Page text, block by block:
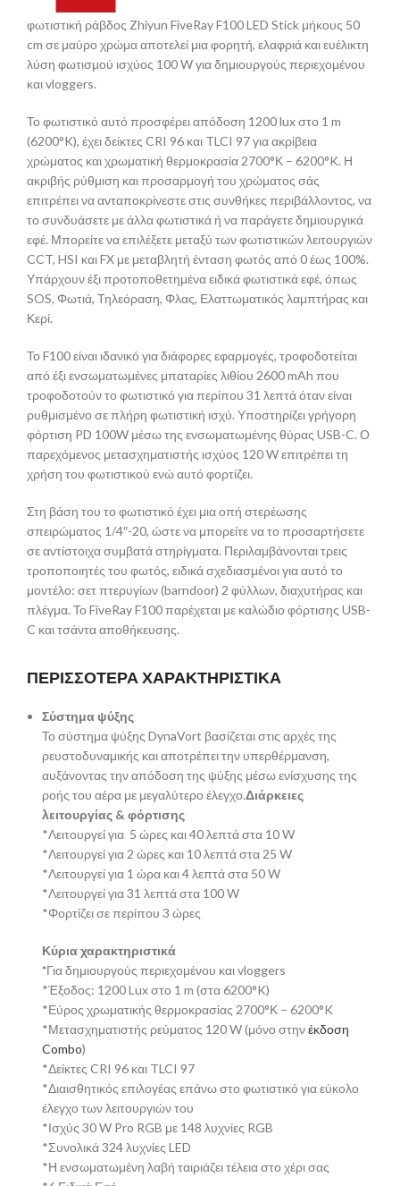
φωτιστική ράβδος Zhiyun FiveRay F100 LED Stick μήκους 50
cm σε μαύρο χρώμα αποτελεί μια φορητή, ελαφριά και ευέλικτη
λύση φωτισμού ισχύος 100 W για δημιουργούς περιεχομένου
και vloggers.
Το φωτιστικό αυτό προσφέρει απόδοση 1200 lux στο 1 m
(6200°K), έχει δείκτες CRI 96 και TLCI 97 για ακρίβεια
χρώματος και χρωματική θερμοκρασία 2700°Κ – 6200°K. Η
ακριβής ρύθμιση και προσαρμογή του χρώματος σάς
επιτρέπει να ανταποκρίνεστε στις συνθήκες περιβάλλοντος, να
το συνδυάσετε με άλλα φωτιστικά ή να παράγετε δημιουργικά
εφέ. Μπορείτε να επιλέξετε μεταξύ των φωτιστικών λειτουργιών
CCT, HSI και FX με μεταβλητή ένταση φωτός από 0 έως 100%.
Υπάρχουν έξι προτοποθετημένα ειδικά φωτιστικά εφέ, όπως
SOS, Φωτιά, Τηλεόραση, Φλας, Ελαττωματικός λαμπτήρας και
Κερί.
Το F100 είναι ιδανικό για διάφορες εφαρμογές, τροφοδοτείται
από έξι ενσωματωμένες μπαταρίες λιθίου 2600 mAh που
τροφοδοτούν το φωτιστικό για περίπου 31 λεπτά όταν είναι
ρυθμισμένο σε πλήρη φωτιστική ισχύ. Υποστηρίζει γρήγορη
φόρτιση PD 100W μέσω της ενσωματωμένης θύρας USB-C. Ο
παρεχόμενος μετασχηματιστής ισχύος 120 W επιτρέπει τη
χρήση του φωτιστικού ενώ αυτό φορτίζει.
Στη βάση του το φωτιστικό έχει μια οπή στερέωσης
σπειρώματος 1/4″-20, ώστε να μπορείτε να το προσαρτήσετε
σε αντίστοιχα συμβατά στηρίγματα. Περιλαμβάνονται τρεις
τροποποιητές του φωτός, ειδικά σχεδιασμένοι για αυτό το
μοντέλο: σετ πτερυγίων (barndoor) 2 φύλλων, διαχυτήρας και
πλέγμα. Το FiveRay F100 παρέχεται με καλώδιο φόρτισης USB-
C και τσάντα αποθήκευσης.
ΠΕΡΙΣΣΟΤΕΡΑ ΧΑΡΑΚΤΗΡΙΣΤΙΚΑ
Σύστημα ψύξης
Το σύστημα ψύξης DynaVort βασίζεται στις αρχές της
ρευστοδυναμικής και αποτρέπει την υπερθέρμανση,
αυξάνοντας την απόδοση της ψύξης μέσω ενίσχυσης της
ροής του αέρα με μεγαλύτερο έλεγχο.Διάρκειες
λειτουργίας & φόρτισης
*Λειτουργεί για 5 ώρες και 40 λεπτά στα 10 W
*Λειτουργεί για 2 ώρες και 10 λεπτά στα 25 W
*Λειτουργεί για 1 ώρα και 4 λεπτά στα 50 W
*Λειτουργεί για 31 λεπτά στα 100 W
*Φορτίζει σε περίπου 3 ώρες
Κύρια χαρακτηριστικά
*Για δημιουργούς περιεχομένου και vloggers
*Έξοδος: 1200 Lux στο 1 m (στα 6200°K)
*Εύρος χρωματικής θερμοκρασίας 2700°Κ – 6200°K
*Μετασχηματιστής ρεύματος 120 W (μόνο στηνέκδοση
Combo)
*Δείκτες CRI 96 και TLCI 97
*Διαισθητικός επιλογέας επάνω στο φωτιστικό για εύκολο
έλεγχο των λειτουργιών του
*Ισχύς 30 W Pro RGB με 148 λυχνίες RGB
*Συνολικά 324 λυχνίες LED
*Η ενσωματωμένη λαβή ταιριάζει τέλεια στο χέρι σας